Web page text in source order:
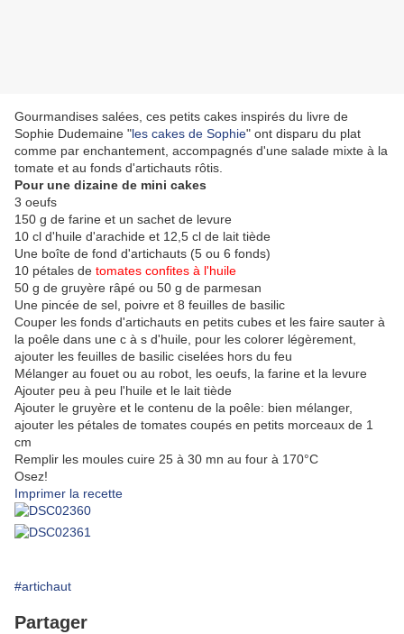
Gourmandises salées, ces petits cakes inspirés du livre de
Sophie Dudemaine "les cakes de Sophie" ont disparu du plat
comme par enchantement, accompagnés d'une salade mixte à la
tomate et au fonds d'artichauts rôtis.
Pour une dizaine de mini cakes
3 oeufs
150 g de farine et un sachet de levure
10 cl d'huile d'arachide et 12,5 cl de lait tiède
Une boîte de fond d'artichauts (5 ou 6 fonds)
10 pétales de tomates confites à l'huile
50 g de gruyère râpé ou 50 g de parmesan
Une pincée de sel, poivre et 8 feuilles de basilic
Couper les fonds d'artichauts en petits cubes et les faire sauter à
la poêle dans une c à s d'huile, pour les colorer légèrement,
ajouter les feuilles de basilic ciselées hors du feu
Mélanger au fouet ou au robot, les oeufs, la farine et la levure
Ajouter peu à peu l'huile et le lait tiède
Ajouter le gruyère et le contenu de la poêle: bien mélanger,
ajouter les pétales de tomates coupés en petits morceaux de 1
cm
Remplir les moules cuire 25 à 30 mn au four à 170°C
Osez!
Imprimer la recette
#artichaut
Partager